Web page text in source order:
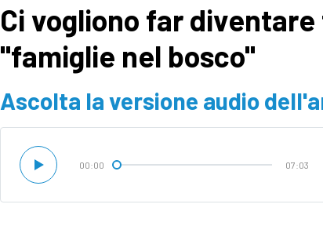
Ci vogliono far
"famiglie nel bosco"
Ascolta la versione audio
00:00 07:03